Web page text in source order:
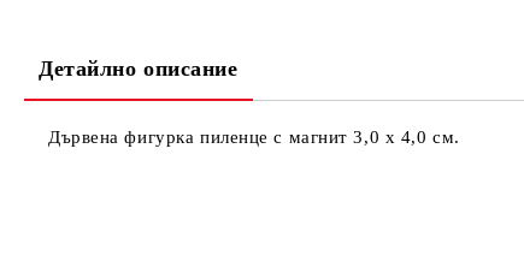
Детайлно описание
Дървена фигурка пиленце с магнит 3,0 х 4,0 см.